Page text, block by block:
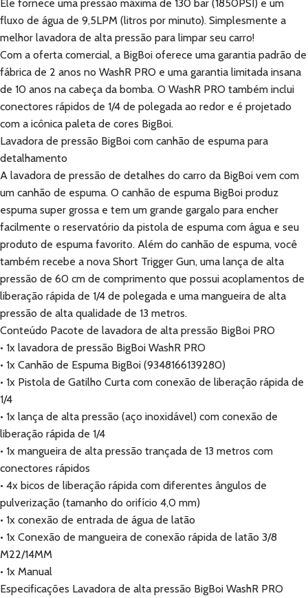
Ele fornece uma pressão máxima de 130 bar (1850PSI) e um
fluxo de água de 9,5LPM (litros por minuto). Simplesmente a
melhor lavadora de alta pressão para limpar seu carro!
Com a oferta comercial, a BigBoi oferece uma garantia padrão de
fábrica de 2 anos no WashR PRO e uma garantia limitada insana
de 10 anos na cabeça da bomba. O WashR PRO também inclui
conectores rápidos de 1/4 de polegada ao redor e é projetado
com a icônica paleta de cores BigBoi.
Lavadora de pressão BigBoi com canhão de espuma para
detalhamento
A lavadora de pressão de detalhes do carro da BigBoi vem com
um canhão de espuma. O canhão de espuma BigBoi produz
espuma super grossa e tem um grande gargalo para encher
facilmente o reservatório da pistola de espuma com água e seu
produto de espuma favorito. Além do canhão de espuma, você
também recebe a nova Short Trigger Gun, uma lança de alta
pressão de 60 cm de comprimento que possui acoplamentos de
liberação rápida de 1/4 de polegada e uma mangueira de alta
pressão de alta qualidade de 13 metros.
Conteúdo Pacote de lavadora de alta pressão BigBoi PRO
• 1x lavadora de pressão BigBoi WashR PRO
• 1x Canhão de Espuma BigBoi (9348166139280)
• 1x Pistola de Gatilho Curta com conexão de liberação rápida de
1/4
• 1x lança de alta pressão (aço inoxidável) com conexão de
liberação rápida de 1/4
• 1x mangueira de alta pressão trançada de 13 metros com
conectores rápidos
• 4x bicos de liberação rápida com diferentes ângulos de
pulverização (tamanho do orifício 4,0 mm)
• 1x conexão de entrada de água de latão
• 1x Conexão de mangueira de conexão rápida de latão 3/8
M22/14MM
• 1x Manual
Especificações Lavadora de alta pressão BigBoi WashR PRO